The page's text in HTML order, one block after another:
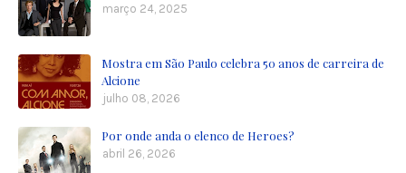
março 24, 2025
Mostra em São Paulo celebra 50 anos de carreira de
Alcione
julho 08, 2026
Por onde anda o elenco de Heroes?
abril 26, 2026